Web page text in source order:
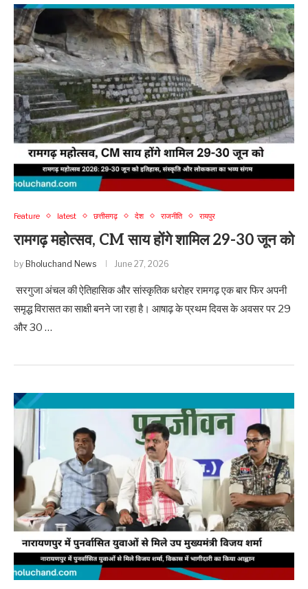
Feature latest छत्तीसगढ़ देश राजनीति रायपुर
रामगढ़ महोत्सव, CM साय होंगे शामिल 29-30 जून को
by Bholuchand News June 27, 2026
सरगुजा अंचल की ऐतिहासिक और सांस्कृतिक धरोहर रामगढ़ एक बार फिर अपनी
समृद्ध विरासत का साक्षी बनने जा रहा है। आषाढ़ के प्रथम दिवस के अवसर पर 29
और 30 …